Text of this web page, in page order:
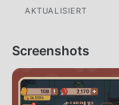
AKTUALISIERT
Screenshots